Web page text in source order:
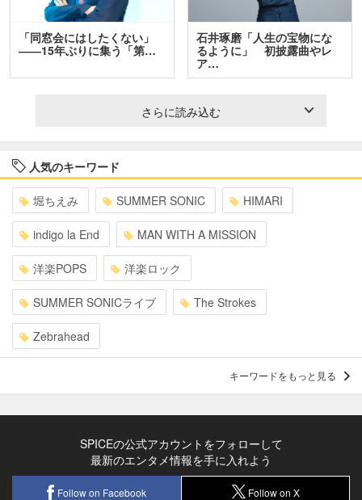
「同窓会にはしたくない」
――15年ぶりに集う「第…
石井琢磨「人生の宝物にな
るように」 初披露曲やレ
ア…
さらに読み込む
人気のキーワード
堀ちえみ SUMMER SONIC HIMARI
indigo la End MAN WITH A MISSION
洋楽POPS 洋楽ロック
SUMMER SONICライブ The Strokes
Zebrahead
キーワードをもっと見る
SPICEの公式アカウントをフォローして
最新のエンタメ情報を手に入れよう
Follow on Facebook Follow on X